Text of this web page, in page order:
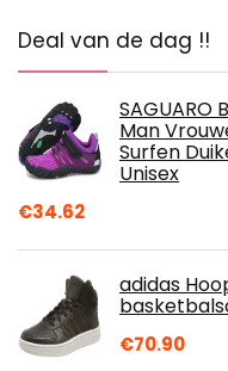
Deal van de dag !!
Man
Surfen
Unisex
€34.62
adidas
€70.90